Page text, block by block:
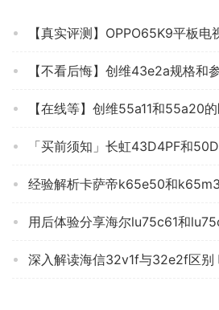
【不看后悔】创维43e2a规格和
【在线等】创维55a11和55a20